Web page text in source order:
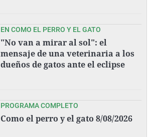
EN COMO EL PERRO Y EL GATO
"No van a mirar al sol": el
mensaje de una veterinaria a los
dueños de gatos ante el eclipse
PROGRAMA COMPLETO
Como el perro y el gato 8/08/2026